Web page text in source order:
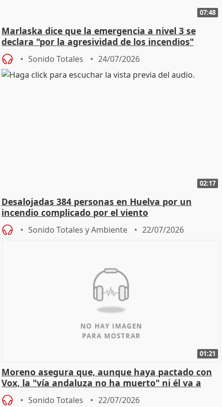
07:48
Marlaska dice que la emergencia a nivel 3 se
declara "por la agresividad de los incendios"
Sonido Totales 24/07/2026
02:17
Desalojadas 384 personas en Huelva por un
incendio complicado por el viento
Sonido Totales y Ambiente 22/07/2026
01:21
Moreno asegura que, aunque haya pactado con
Vox, la "vía andaluza no ha muerto" ni él va a
"cambiar"
Sonido Totales 22/07/2026